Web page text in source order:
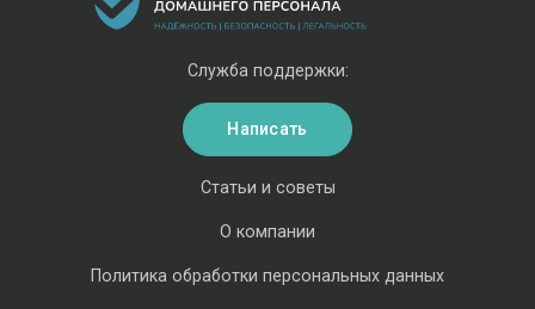
Статьи и советы
О компании
Политика обработки персональных данных
Служба поддержки:
Написать